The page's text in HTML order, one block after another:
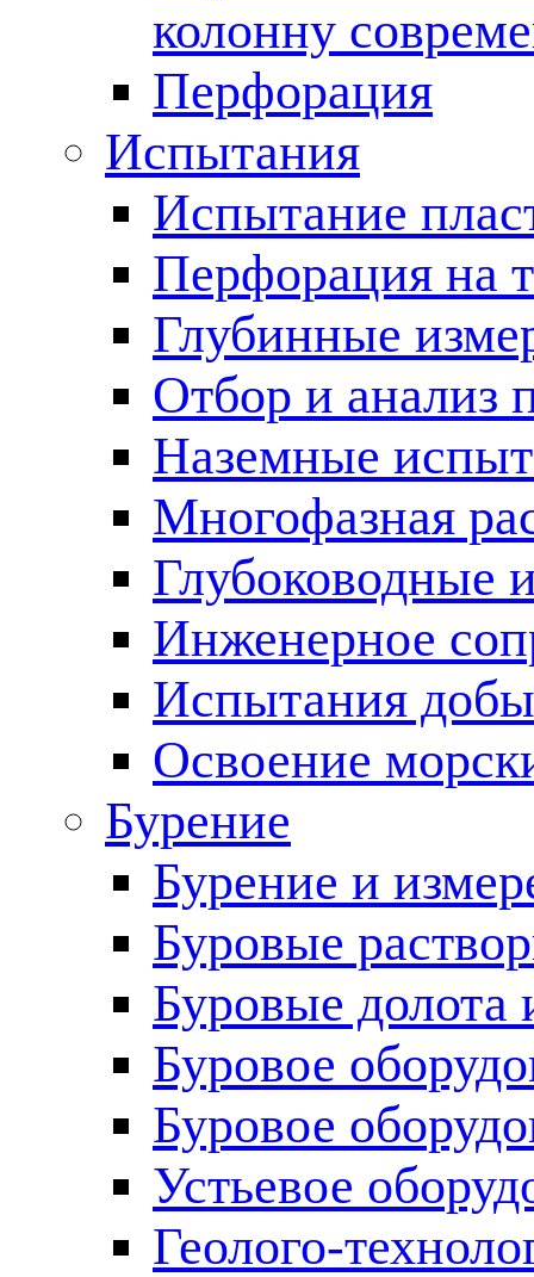
колонну
Перфорация
Испытания
Испытание
Перфорация на
Глубинные
Отбор и анализ
Наземные
Многофазная
Глубоководные
Инженерное
Испытания
Освоение
Бурение
Бурение и
Буровые
Буровые долота
Буровое
Буровое
Устьевое
Геолого-